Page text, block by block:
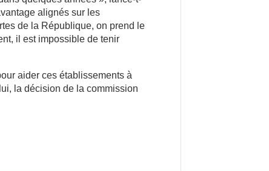
alignés sur les
de la République, on prend le
il est impossible de tenir
aider ces établissements à
la décision de la commission